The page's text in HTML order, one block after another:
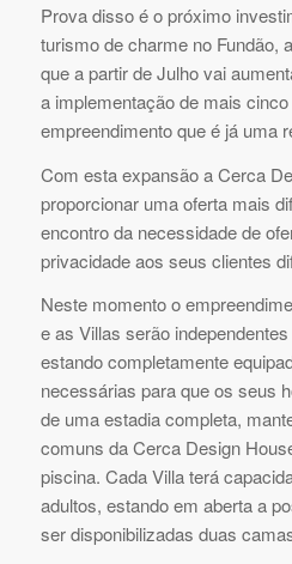
Prova disso é o próximo
turismo de charme no Fundão,
que a partir de Julho vai
a implementação de mais
empreendimento que é já uma
Com esta expansão a Cerca
proporcionar uma oferta mais
encontro da necessidade de
privacidade aos seus clientes
Neste momento o
e as Villas serão
estando completamente
necessárias para que os seus
de uma estadia completa,
comuns da Cerca Design
piscina. Cada Villa terá
adultos, estando em aberta a
ser disponibilizadas duas